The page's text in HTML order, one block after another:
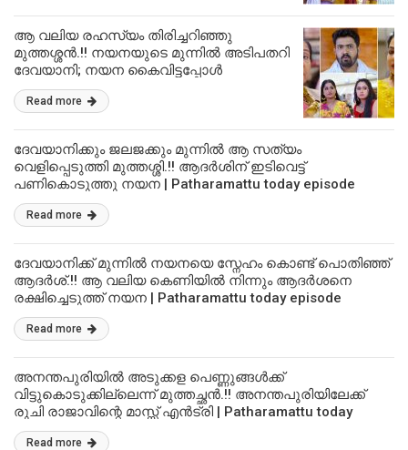
ആ വലിയ രഹസ്യം തിരിച്ചറിഞ്ഞു
മുത്തശ്ശൻ.!! നയനയുടെ മുന്നിൽ അടിപതറി
ദേവയാനി; നയന കൈവിട്ടപ്പോൾ
സഹായത്തിനായി പാചക കുലപതി
അനന്തപുരിയിലേക്ക് | Patharamattu today
Read more
ദേവയാനിക്കും ജലജക്കും മുന്നിൽ ആ സത്യം
വെളിപ്പെടുത്തി മുത്തശ്ശി.!! ആദർശിന് ഇടിവെട്ട്
പണികൊടുത്തു നയന | Patharamattu today episode
Read more
ദേവയാനിക്ക് മുന്നിൽ നയനയെ സ്നേഹം കൊണ്ട് പൊതിഞ്ഞ്
ആദർശ്.!! ആ വലിയ കെണിയിൽ നിന്നും ആദർശനെ
രക്ഷിച്ചെടുത്ത് നയന | Patharamattu today episode
Read more
അനന്തപുരിയിൽ അടുക്കള പെണ്ണുങ്ങൾക്ക്
വിട്ടുകൊടുക്കില്ലെന്ന് മുത്തച്ഛൻ.!! അനന്തപുരിയിലേക്ക്
രുചി രാജാവിന്റെ മാസ്സ് എൻട്രി | Patharamattu today
episode
Read more